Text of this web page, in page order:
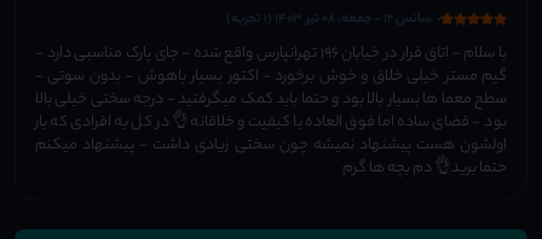
سانس 12 - جمعه، 08 تیر 1403 (1 تجربه)
با سلام - اتاق فرار در خیابان ۱۹۶ تهرانپارس واقع شده - جای پارک مناسبی دارد -
گیم مستر خیلی خلاق و خوش برخورد - اکتور بسیار باهوش - بدون سوتی -
سطح معما ها بسیار بالا بود و حتما باید کمک میگرفتید - درجه سختی خیلی بالا
بود - فضای ساده اما فوق العاده با کیفیت و خلاقانه👌 در کل به افرادی که بار
اولشون هست پیشنهاد نمیشه چون سختی زیادی داشت - پیشنهاد میکنم
حتما برید👌 دم بچه ها گرم